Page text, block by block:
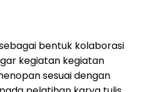
bentuk kolaborasi
kegiatan kegiatan
sesuai dengan